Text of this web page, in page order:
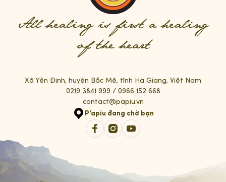
All healing is first a healing
of the heart
Xã Yên Định, huyện Bắc Mê, tỉnh Hà Giang, Việt Nam
0219 3841 999 / 0966 152 668
contact@papiu.vn
P’apiu đang chờ bạn